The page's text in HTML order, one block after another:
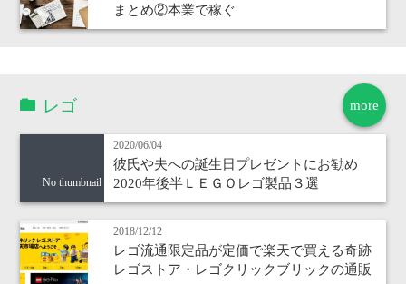
まとめ②本業で稼ぐ
more
レゴ
No thumbnail
2020/06/04
彼氏や夫への誕生日プレゼントにお勧め
2020年後半ＬＥＧＯレゴ製品３選
2018/12/12
レゴ流通限定品が定価で楽天で買える奇跡
レゴストア・レゴクリックブリックの通販